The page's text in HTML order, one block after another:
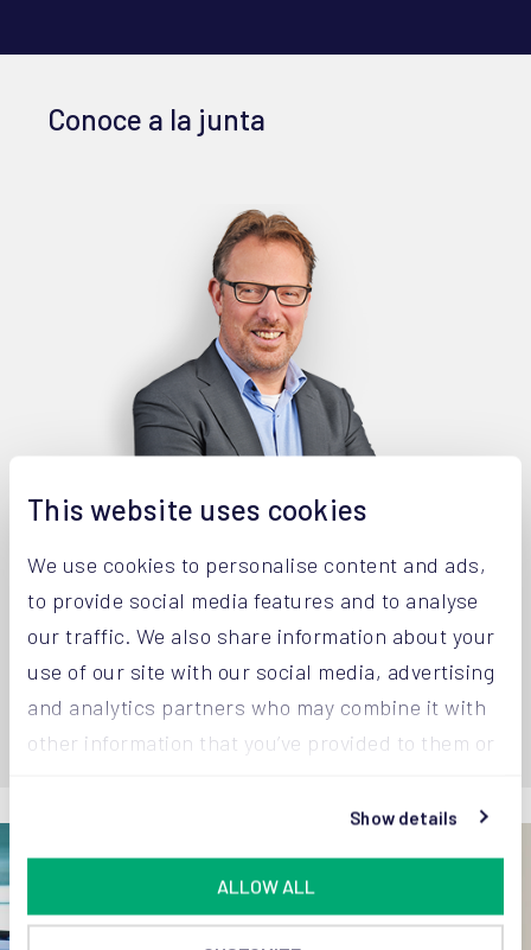
This website uses cookies
We use cookies to personalise content and ads,
to provide social media features and to analyse
our traffic. We also share information about your
use of our site with our social media, advertising
and analytics partners who may combine it with
other information that you’ve provided to them or
Show details
ALLOW ALL
Conoce a la junta
Joost van Aaken
Director General
+32 14 67 23 32
CSO
+32